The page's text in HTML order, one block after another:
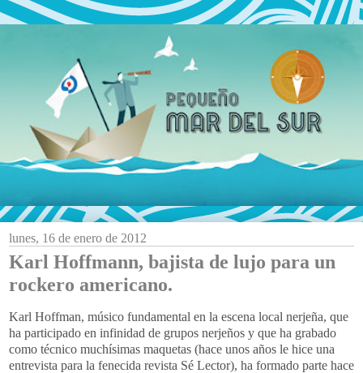
lunes, 16 de enero de 2012
Karl Hoffmann, bajista de lujo para un
rockero americano.
Karl Hoffman, músico fundamental en la escena local nerjeña, que
ha participado en infinidad de grupos nerjeños y que ha grabado
como técnico muchísimas maquetas (hace unos años le hice una
entrevista para la fenecida revista Sé Lector), ha formado parte hace